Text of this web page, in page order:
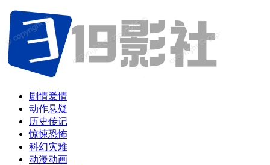
剧情爱情
动作悬疑
历史传记
惊悚恐怖
科幻灾难
动漫动画